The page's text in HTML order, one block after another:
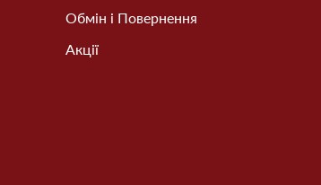
Обмін і Повернення
Акції